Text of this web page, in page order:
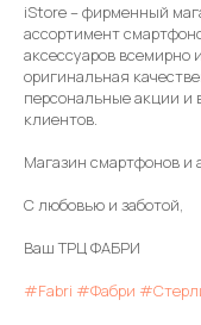
iStore – фирменный
ассортимент
аксессуаров всемирно
оригинальная
персональные акции
клиентов.
Магазин смартфонов и
С любовью и заботой,
Ваш ТРЦ ФАБРИ
#Fabri #Фабри